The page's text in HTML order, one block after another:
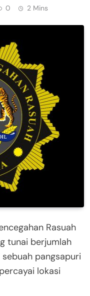
0 2 Mins
Rasuah
tunai berjumlah
pangsapuri
lokasi